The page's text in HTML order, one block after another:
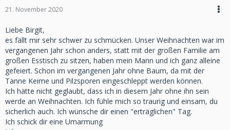
21. November 2020
Liebe Birgit,
es fällt mir sehr schwer zu schmücken. Unser Weihnachten war im
vergangenen Jahr schon anders, statt mit der großen Familie am
großen Esstisch zu sitzen, haben mein Mann und ich ganz alleine
gefeiert. Schon im vergangenen Jahr ohne Baum, da mit der
Tanne Keime und Pilzsporen eingeschleppt werden können.
Ich hätte nicht geglaubt, dass ich in diesem Jahr ohne ihn sein
werde an Weihnachten. Ich fühle mich so traurig und einsam, du
sicherlich auch. Ich wünsche dir einen "erträglichen" Tag.
Ich schick dir eine Umarmung